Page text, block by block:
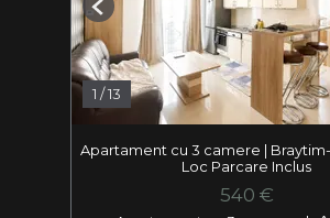
1 /13
Previous
Apartament cu 3 camere |
Loc Parcare Inclus
540 €